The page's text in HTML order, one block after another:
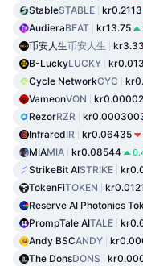
StableSTABLE kr0.2113
AudieraBEAT kr13.75
币安人生币安人生 kr3.33
B-LuckyLUCKY
Cycle NetworkCYC
VameonVON
RezorRZR
InfraredIR kr0.06435
MIAMIA kr0.08544
StrikeBit AISTRIKE
TokenFiTOKEN
Reserve AI Photonics
PrompTale AITALE
Andy BSCANDY
The DonsDONS